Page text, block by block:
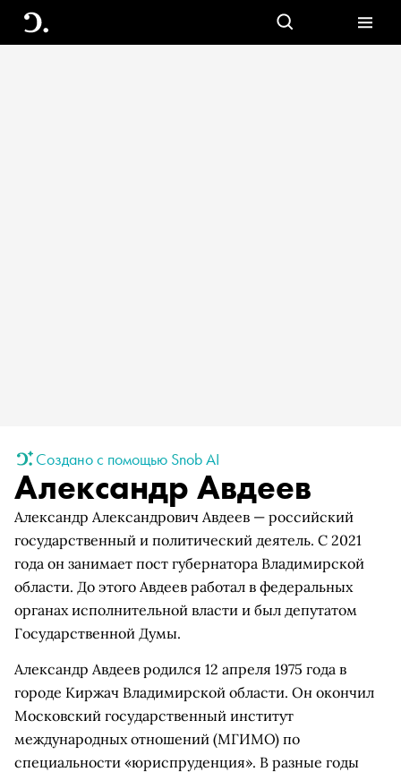
Создано с помощью Snob AI
Александр Авдеев
Александр Александрович Авдеев — российский
государственный и политический деятель. С 2021
года он занимает пост губернатора Владимирской
области. До этого Авдеев работал в федеральных
органах исполнительной власти и был депутатом
Государственной Думы.
Александр Авдеев родился 12 апреля 1975 года в
городе Киржач Владимирской области. Он окончил
Московский государственный институт
международных отношений (МГИМО) по
специальности «юриспруденция». В разные годы